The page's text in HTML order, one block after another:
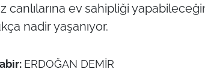
canlılarına ev sahipliği
nadir yaşanıyor.
ERDOĞAN DEMİR